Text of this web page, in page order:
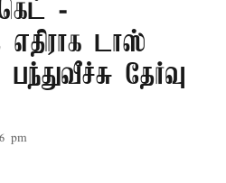
-
எதிராக டாஸ்
தேர்வு
pm